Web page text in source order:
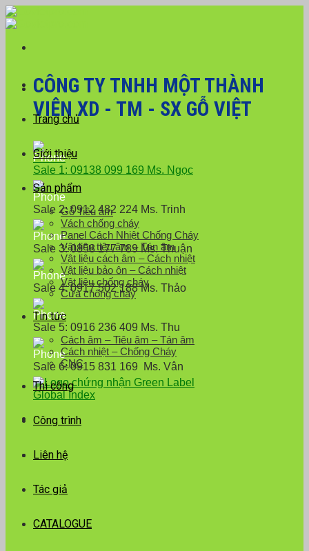
Skip
to
CÔNG TY TNHH MỘT THÀNH
VIÊN XD - TM - SX GỖ VIỆT
Sale 1: 09138 099 169 Ms. Ngọc
Sale 2: 0912 482 224 Ms. Trinh
Sale 3: 0858 177 789 Ms. Thuận
Sale 4: 0917 502 188 Ms. Thảo
Sale 5: 0916 236 409 Ms. Thu
Sale 6: 0915 831 169 Ms. Vân
Trang chủ
Giới thiệu
Sản phẩm
Gỗ Tiêu âm
Vách chống cháy
Panel Cách Nhiệt Chống Cháy
Vật liệu tiêu âm – Tán âm
Vật liệu cách âm – Cách nhiệt
Vật liệu bảo ôn – Cách nhiệt
Vật liệu chống cháy
Cửa chống cháy
Tin tức
Cách âm – Tiêu âm – Tán âm
Cách nhiệt – Chống Cháy
CNC
Thi công
Công trình
Liên hệ
Tác giả
CATALOGUE
Với đơn hàng số lượng lớn, Quý khách hàng vui
lòng liên hệ hotline 0916 099 169 để được hỗ trợ